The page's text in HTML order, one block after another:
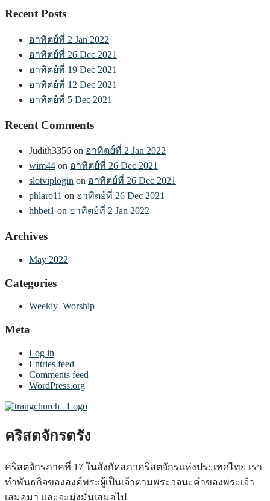
Recent Posts
อาทิตย์ที่ 2 Jan 2022
อาทิตย์ที่ 26 Dec 2021
อาทิตย์ที่ 19 Dec 2021
อาทิตย์ที่ 12 Dec 2021
อาทิตย์ที่ 5 Dec 2021
Recent Comments
Judith3356 on อาทิตย์ที่ 2 Jan 2022
wim44 on อาทิตย์ที่ 26 Dec 2021
slotviplogin on อาทิตย์ที่ 26 Dec 2021
phlaro11 on อาทิตย์ที่ 26 Dec 2021
hhbet1 on อาทิตย์ที่ 2 Jan 2022
Archives
May 2022
Categories
Weekly_Worship
Meta
Log in
Entries feed
Comments feed
WordPress.org
คริสตจักรตรัง
คริสตจักรภาคที่ 17 ในสังกัดสภาคริสตจักรแห่งประเทศไทย เรา
ทำพันธกิจขององค์พระผู้เป็นเจ้าตามพระวจนะคำของพระเจ้า
เสมอมา และจะมุ่งมั่นเสมอไป